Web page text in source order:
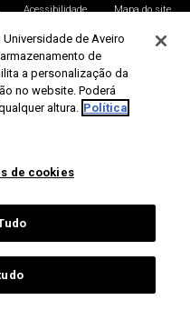
Acessibilidade
Mapa do site
de Aveiro
de
a personalização da
no website. Poderá
altura. Política
de cookies